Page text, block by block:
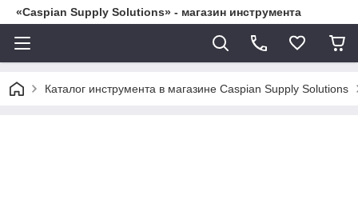
«Caspian Supply Solutions» - магазин инструмента
Каталог инструмента в магазине Caspian Supply Solutions